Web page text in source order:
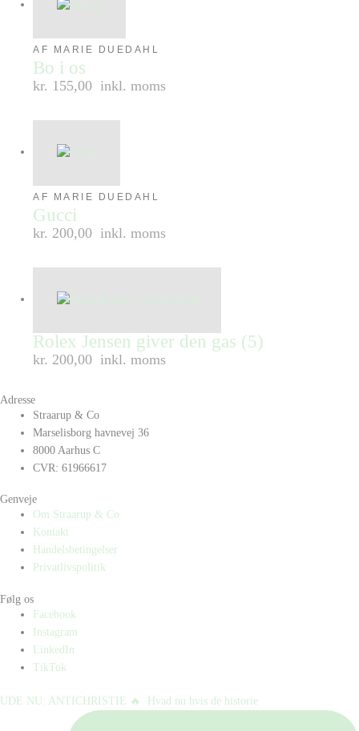
AF MARIE DUEDAHL
Bo i os
kr. 155,00 inkl. moms
AF MARIE DUEDAHL
Gucci
kr. 200,00 inkl. moms
Rolex Jensen giver den gas (5)
kr. 200,00 inkl. moms
Adresse
Straarup & Co
Marselisborg havnevej 36
8000 Aarhus C
CVR: 61966617
Genveje
Om Straarup & Co
Kontakt
Handelsbetingelser
Privatlivspolitik
Følg os
Facebook
Instagram
LinkedIn
TikTok
UDE NU: ANTICHRISTIE 🔥⁠ ⁠ Hvad nu hvis de historie